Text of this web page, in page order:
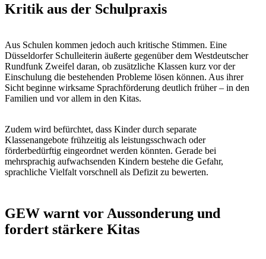
Kritik aus der Schulpraxis
Aus Schulen kommen jedoch auch kritische Stimmen. Eine
Düsseldorfer Schulleiterin äußerte gegenüber dem Westdeutscher
Rundfunk Zweifel daran, ob zusätzliche Klassen kurz vor der
Einschulung die bestehenden Probleme lösen können. Aus ihrer
Sicht beginne wirksame Sprachförderung deutlich früher – in den
Familien und vor allem in den Kitas.
Zudem wird befürchtet, dass Kinder durch separate
Klassenangebote frühzeitig als leistungsschwach oder
förderbedürftig eingeordnet werden könnten. Gerade bei
mehrsprachig aufwachsenden Kindern bestehe die Gefahr,
sprachliche Vielfalt vorschnell als Defizit zu bewerten.
GEW warnt vor Aussonderung und
fordert stärkere Kitas